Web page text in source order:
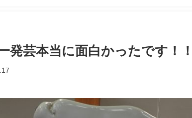
発芸本当に面白かったです！！